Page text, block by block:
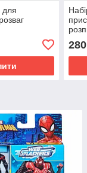
для
280